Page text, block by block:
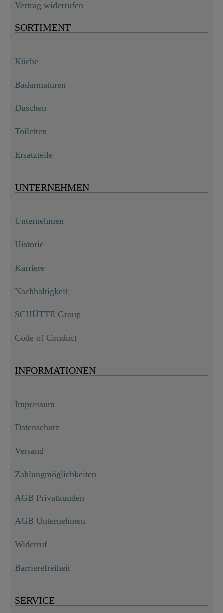
Vertrag widerrufen
SORTIMENT
Küche
Badarmaturen
Duschen
Toiletten
Ersatzteile
UNTERNEHMEN
Unternehmen
Historie
Karriere
Nachhaltigkeit
SCHÜTTE Group
Code of Conduct
INFORMATIONEN
Impressum
Datenschutz
Versand
Zahlungmöglichkeiten
AGB Privatkunden
AGB Unternehmen
Widerruf
Barrierefreiheit
SERVICE